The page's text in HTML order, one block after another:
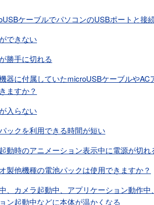
ケーブルでパソコンのUSBポートと接
できない
勝手に切れる
器に付属していたmicroUSBケーブルや
ますか？
入らない
ックを利用できる時間が短い
動時のアニメーション表示中に電源が切れ
製他機種の電池パックは使用できますか？
、カメラ起動中、アプリケーション動作
ン起動中などに本体が温かくなる